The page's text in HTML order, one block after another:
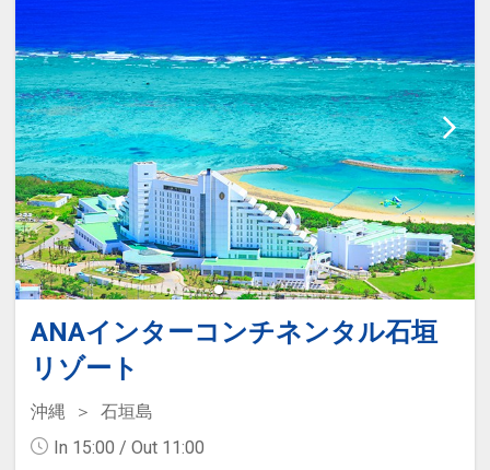
ANAインターコンチネンタル石垣
リゾート
沖縄
石垣島
In 15:00 / Out 11:00